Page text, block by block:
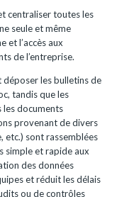
centraliser toutes les
seule et même
et l’accès aux
de l’entreprise.
déposer les bulletins de
tandis que les
documents
provenant de divers
etc.) sont rassemblées
simple et rapide aux
des données
et réduit les délais
ou de contrôles